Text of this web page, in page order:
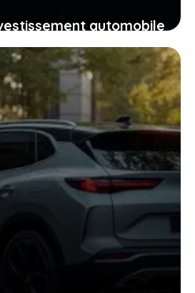
automobile
ou la RZ d’Ultima
vous surprendre